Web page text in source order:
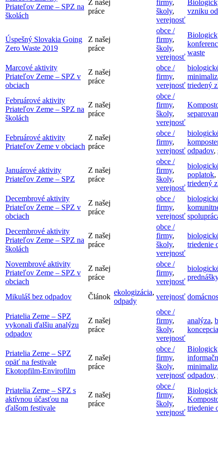
Priateľov Zeme – SPZ na
školách
Z našej
práce
firmy,
školy,
verejnosť
vzniku
Úspešný Slovakia Going
Zero Waste 2019
Z našej
práce
obce /
firmy,
školy,
verejnosť
waste
Marcové aktivity
Priateľov Zeme – SPZ v
obciach
Z našej
práce
obce /
firmy,
verejnosť triedený
Februárové aktivity
Priateľov Zeme – SPZ na
školách
Z našej
práce
obce /
firmy,
školy,
verejnosť
Februárové aktivity
Priateľov Zeme v obciach
Z našej
práce
obce /
firmy,
verejnosť odpadov,
Januárové aktivity
Priateľov Zeme – SPZ
Z našej
práce
obce /
firmy,
školy,
verejnosť
poplatok,
triedený
Decembrové aktivity
Priateľov Zeme – SPZ v
obciach
Z našej
práce
obce /
firmy,
verejnosť
Decembrové aktivity
Priateľov Zeme – SPZ na
školách
Z našej
práce
obce /
firmy,
školy,
verejnosť
triedenie
Novembrové aktivity
Priateľov Zeme – SPZ v
obciach
Z našej
práce
obce /
firmy,
verejnosť
prednášky
Mikuláš bez odpadov Článok
ekologizácia,
odpady
verejnosť
Priatelia Zeme – SPZ
vykonali ďalšiu analýzu
odpadov
Z našej
práce
obce /
firmy,
školy,
verejnosť
analýza,
Priatelia Zeme – SPZ
opäť na festivale
Ekotopfilm-Envirofilm
Z našej
práce
obce /
firmy,
školy,
verejnosť odpadov,
Priatelia Zeme – SPZ s
aktívnou účasťou na
ďalšom festivale
Z našej
práce
obce /
firmy,
školy,
verejnosť
triedenie